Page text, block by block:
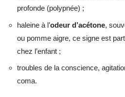
profonde (polypnée) ;
haleine à l’odeur d’acétone,
ou pomme aigre, ce signe est
chez l’enfant ;
troubles de la conscience,
coma.